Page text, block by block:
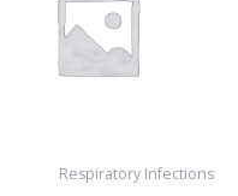
Respiratory Infections